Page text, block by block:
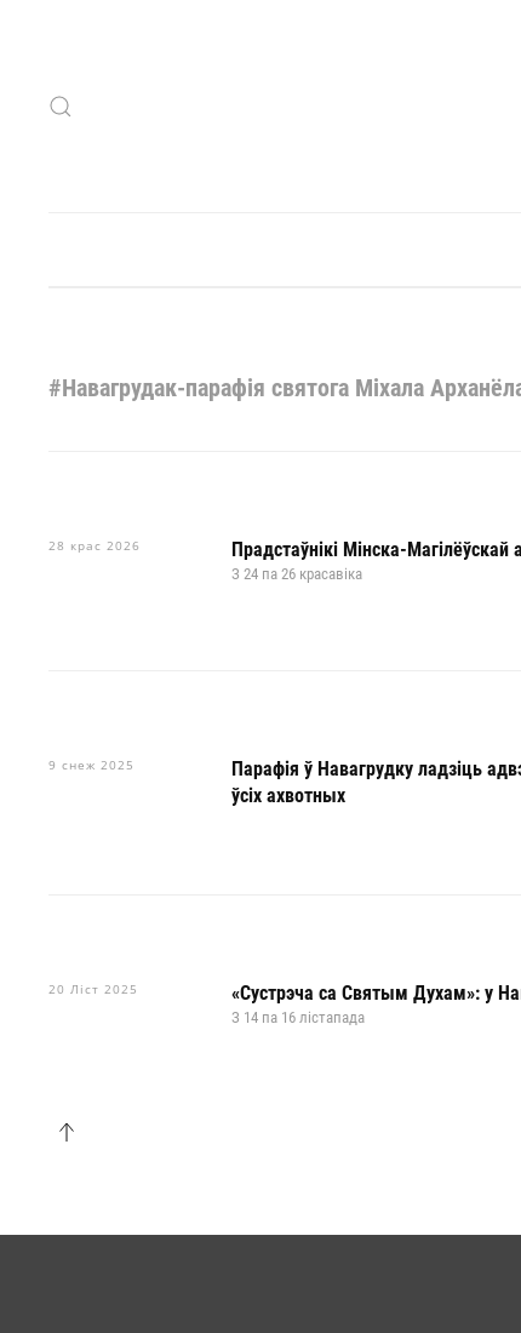
#Навагрудак-парафія святога Міхала
28 крас 2026 Прадстаўнікі Мінска-Магілёўскай
З 24 па 26 красавіка
9 снеж 2025
Парафія ў Навагрудку ладзіць
ўсіх ахвотных
20 Ліст 2025 «Сустрэча са Святым Духам»: у
З 14 па 16 лістапада